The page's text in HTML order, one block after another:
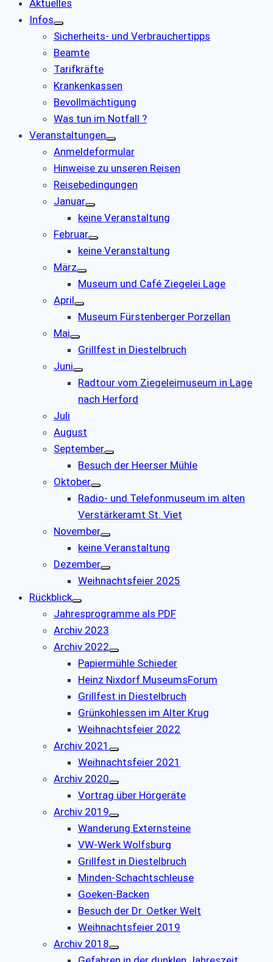
Aktuelles
Infos
Sicherheits- und Verbrauchertipps
Beamte
Tarifkräfte
Krankenkassen
Bevollmächtigung
Was tun im Notfall ?
Veranstaltungen
Anmeldeformular
Hinweise zu unseren Reisen
Reisebedingungen
Januar
keine Veranstaltung
Februar
keine Veranstaltung
März
Museum und Café Ziegelei Lage
April
Museum Fürstenberger Porzellan
Mai
Grillfest in Diestelbruch
Juni
Radtour vom Ziegeleimuseum in Lage
nach Herford
Juli
August
September
Besuch der Heerser Mühle
Oktober
Radio- und Telefonmuseum im alten
Verstärkeramt St. Viet
November
keine Veranstaltung
Dezember
Weihnachtsfeier 2025
Rückblick
Jahresprogramme als PDF
Archiv 2023
Archiv 2022
Papiermühle Schieder
Heinz Nixdorf MuseumsForum
Grillfest in Diestelbruch
Grünkohlessen im Alter Krug
Weihnachtsfeier 2022
Archiv 2021
Weihnachtsfeier 2021
Archiv 2020
Vortrag über Hörgeräte
Archiv 2019
Wanderung Externsteine
VW-Werk Wolfsburg
Grillfest in Diestelbruch
Minden-Schachtschleuse
Goeken-Backen
Besuch der Dr. Oetker Welt
Weihnachtsfeier 2019
Archiv 2018